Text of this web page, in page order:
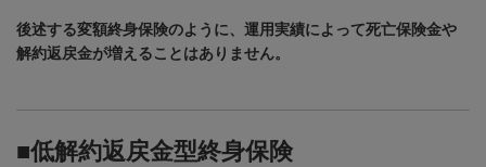
後述する変額終身保険のように、運用実績によって死亡保険金や
解約返戻金が増えることはありません。
■低解約返戻金型終身保険